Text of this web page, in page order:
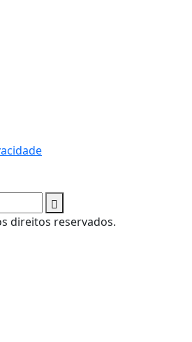
direitos reservados.